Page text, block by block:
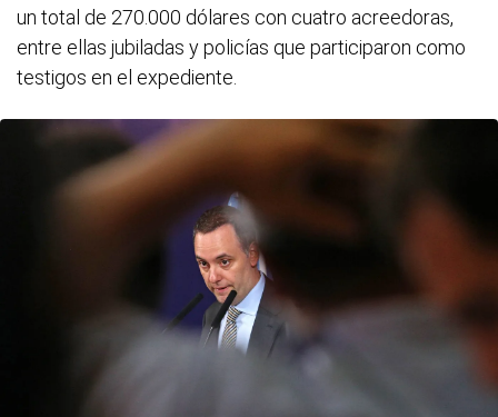
un total de 270.000 dólares con cuatro acreedoras,
entre ellas jubiladas y policías que participaron como
testigos en el expediente.